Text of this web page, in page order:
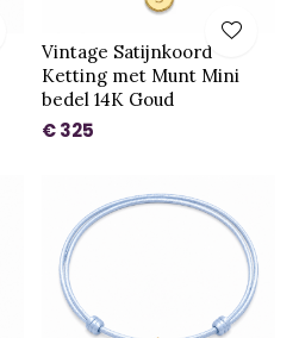
Vintage Satijnkoord
Ketting met Munt Mini
bedel 14K Goud
€ 325